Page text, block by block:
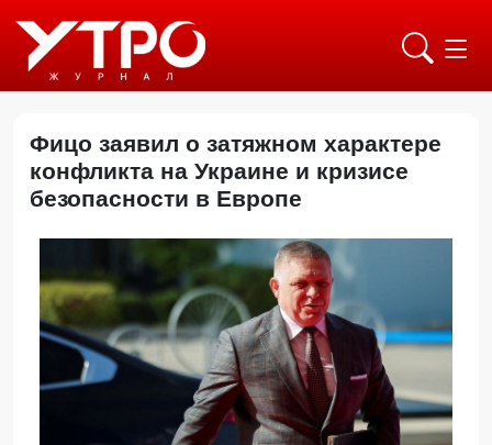
Фицо заявил о затяжном характере
конфликта на Украине и кризисе
безопасности в Европе